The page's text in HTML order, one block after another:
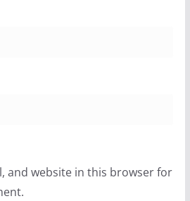
and website in this browser for